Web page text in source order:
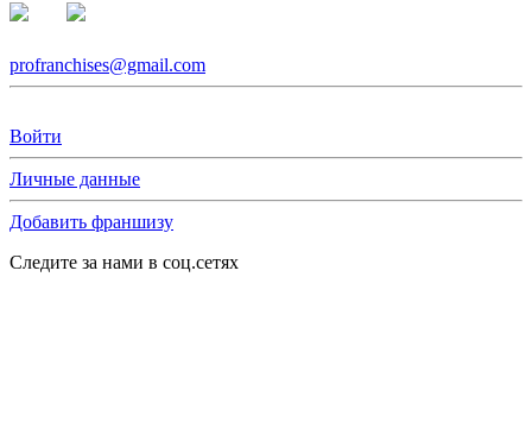
profranchises@gmail.com
Войти
Личные данные
Добавить франшизу
Следите за нами в соц.сетях